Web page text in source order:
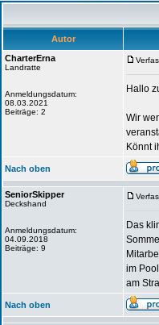
Autor
CharterErna
Landratte
Anmeldungsdatum:
08.03.2021
Beiträge: 2
Hallo
Wir
Könnt
Nach oben
SeniorSkipper
Deckshand
Anmeldungsdatum:
04.09.2018
Beiträge: 9
Das
im
am
Nach oben